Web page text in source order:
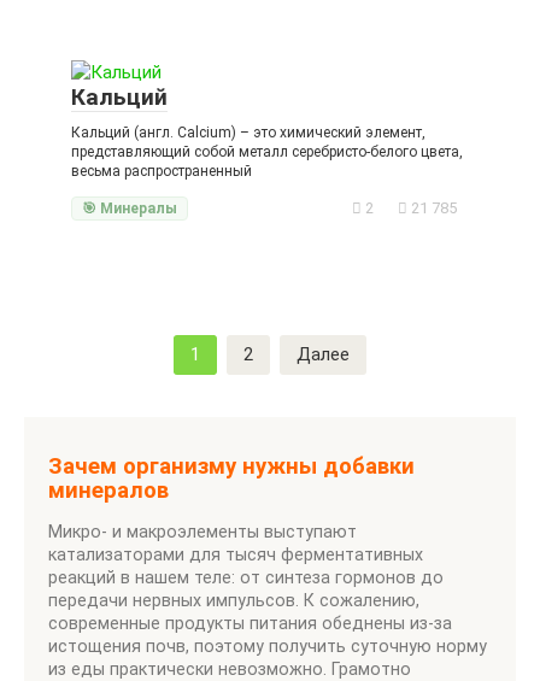
Кальций
Кальций (англ. Calcium) – это химический элемент,
представляющий собой металл серебристо-белого цвета,
весьма распространенный
🎯 Минералы 2 21 785
1 2 Далее
Зачем организму нужны добавки
минералов
Микро- и макроэлементы выступают
катализаторами для тысяч ферментативных
реакций в нашем теле: от синтеза гормонов до
передачи нервных импульсов. К сожалению,
современные продукты питания обеднены из-за
истощения почв, поэтому получить суточную норму
из еды практически невозможно. Грамотно